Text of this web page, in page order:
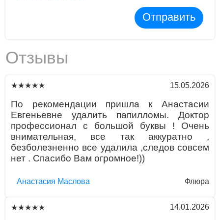
Отправить
Отзывы
★★★★★ 15.05.2026
По рекомендации пришла к Анастасии
Евгеньевне удалить папилломы. Доктор
профессионал с большой буквы ! Очень
внимательная, все так аккуратно ,
безболезненно все удалила ,следов совсем
нет . Спасибо Вам огромное!))
Aнaстaсия Маслова Флюра
★★★★★ 14.01.2026